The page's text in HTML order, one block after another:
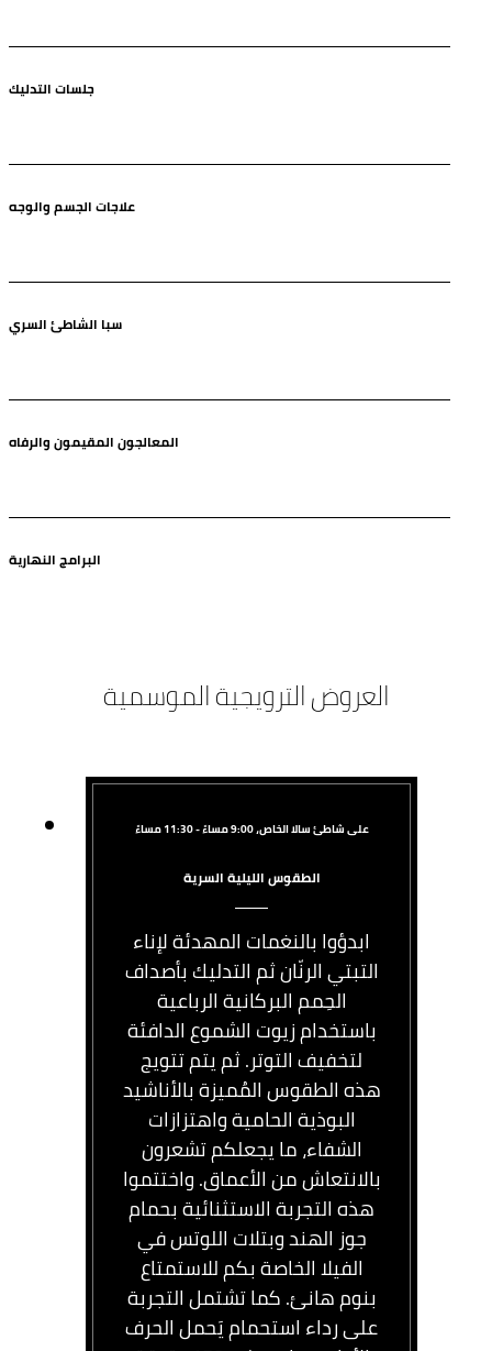
جلسات التدليك
علاجات الجسم والوجه
سبا الشاطئ السري
المعالجون المقيمون والرفاه
البرامج النهارية
العروض الترويجية الموسمية
على شاطئ سالا الخاص، 9:00 مساءً - 11:30 مساءً
الطقوس الليلية السرية
ابدؤوا بالنغمات المهدئة لإناء
التبتي الرنّان ثم التدليك بأصداف
الحِمم البركانية الرباعية
باستخدام زيوت الشموع الدافئة
لتخفيف التوتر. ثم يتم تتويج
هذه الطقوس المُميزة بالأناشيد
البوذية الحامية واهتزازات
الشفاء، ما يجعلكم تشعرون
بالانتعاش من الأعماق. واختتموا
هذه التجربة الاستثنائية بحمام
جوز الهند وبتلات اللوتس في
الفيلا الخاصة بكم للاستمتاع
بنوم هانئ. كما تشتمل التجربة
على رداء استحمام يَحمل الحرف